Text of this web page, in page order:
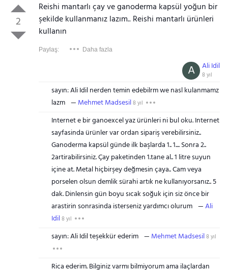
2
Reishi mantarlı çay ve ganoderma kapsül yoğun bir
şekilde kullanmanız lazım.. Reishi mantarlı ürünleri
kullanın
Paylaş: Daha fazla
Ali Idil
8 yıl
A
sayın: Ali Idil nerden temin edebilrm we nasl kulanmamz
lazm
Mehmet Madsesil8 yıl
Internet e bir ganoexcel yaz ürünleri ni bul oku. Internet
sayfasinda ürünler var ordan sipariş verebilirsiniz..
Ganoderma kapsül günde ilk başlarda 1.. 1.... Sonra 2..
2artirabilirsiniz. Çay paketinden 1.tane al.. 1 litre suyun
içine at. Metal hiçbirşey değmesin çaya.. Cam veya
porselen olsun demlik sürahi artık ne kullanıyorsanız.. 5
dak. Dinlensin gün boyu sıcak soğuk için siz önce bir
arastirin sonrasinda isterseniz yardımcı olurum
Ali
Idil8 yıl
sayın: Ali Idil teşekkür ederim Mehmet Madsesil8 yıl
Rica ederim. Bilginiz varmı bilmiyorum ama ilaçlardan